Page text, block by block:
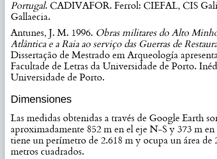
Portugal. CADIVAFOR. Ferrol: CIEFAL, CIS
Gallaecia.
Antunes, J. M. 1996. Obras militares do Alto
Atlântica e a Raia ao serviço das Guerras de
Dissertação de Mestrado em Arqueología
Facultade de Letras da Universidade de Porto.
Universidade de Porto.
Dimensiones
Las medidas obtenidas a través de Google Earth
aproximadamente 852 m en el eje N-S y 373 m
tiene un perímetro de 2.618 m y ocupa un área de
metros cuadrados.